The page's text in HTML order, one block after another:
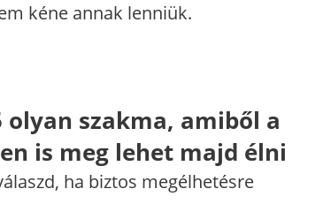
kéne annak lenniük.
olyan szakma, amiből a
is meg lehet majd élni
ha biztos megélhetésre